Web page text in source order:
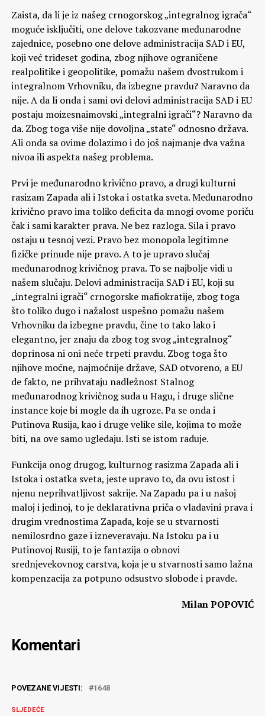
Zaista, da li je iz našeg crnogorskog „integralnog igrača“
moguće isključiti, one delove takozvane međunarodne
zajednice, posebno one delove administracija SAD i EU,
koji već trideset godina, zbog njihove ograničene
realpolitike i geopolitike, pomažu našem dvostrukom i
integralnom Vrhovniku, da izbegne pravdu? Naravno da
nije. A da li onda i sami ovi delovi administracija SAD i EU
postaju moizesnaimovski „integralni igrači“? Naravno da
da. Zbog toga više nije dovoljna „state“ odnosno država.
Ali onda sa ovime dolazimo i do još najmanje dva važna
nivoa ili aspekta našeg problema.
Prvi je međunarodno krivično pravo, a drugi kulturni
rasizam Zapada ali i Istoka i ostatka sveta. Međunarodno
krivično pravo ima toliko deficita da mnogi ovome poriču
čak i sami karakter prava. Ne bez razloga. Sila i pravo
ostaju u tesnoj vezi. Pravo bez monopola legitimne
fizičke prinude nije pravo. A to je upravo slučaj
međunarodnog krivičnog prava. To se najbolje vidi u
našem slučaju. Delovi administracija SAD i EU, koji su
„integralni igrači“ crnogorske mafiokratije, zbog toga
što toliko dugo i nažalost uspešno pomažu našem
Vrhovniku da izbegne pravdu, čine to tako lako i
elegantno, jer znaju da zbog tog svog „integralnog“
doprinosa ni oni neće trpeti pravdu. Zbog toga što
njihove moćne, najmoćnije države, SAD otvoreno, a EU
de fakto, ne prihvataju nadležnost Stalnog
međunarodnog krivičnog suda u Hagu, i druge slične
instance koje bi mogle da ih ugroze. Pa se onda i
Putinova Rusija, kao i druge velike sile, kojima to može
biti, na ove samo ugledaju. Isti se istom raduje.
Funkcija onog drugog, kulturnog rasizma Zapada ali i
Istoka i ostatka sveta, jeste upravo to, da ovu istost i
njenu neprihvatljivost sakrije. Na Zapadu pa i u našoj
maloj i jedinoj, to je deklarativna priča o vladavini prava i
drugim vrednostima Zapada, koje se u stvarnosti
nemilosrdno gaze i izneveravaju. Na Istoku pa i u
Putinovoj Rusiji, to je fantazija o obnovi
srednjevekovnog carstva, koja je u stvarnosti samo lažna
kompenzacija za potpuno odsustvo slobode i pravde.
Milan POPOVIĆ
Komentari
POVEZANE VIJESTI: 1648
SLJEDEĆE